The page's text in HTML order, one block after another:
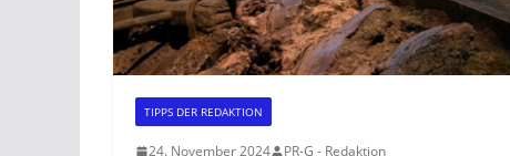
TIPPS DER REDAKTION
24. November 2024 PR-G - Redaktion